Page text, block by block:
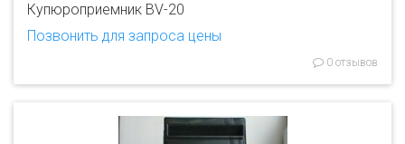
Купюроприемник BV-20
Позвонить для запроса цены
0 отзывов